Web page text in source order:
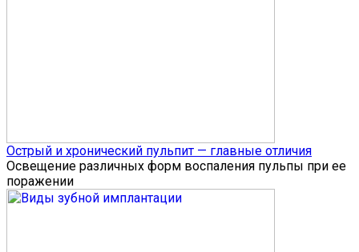
Острый и хронический пульпит — главные отличия
Освещение различных форм воспаления пульпы при ее
поражении